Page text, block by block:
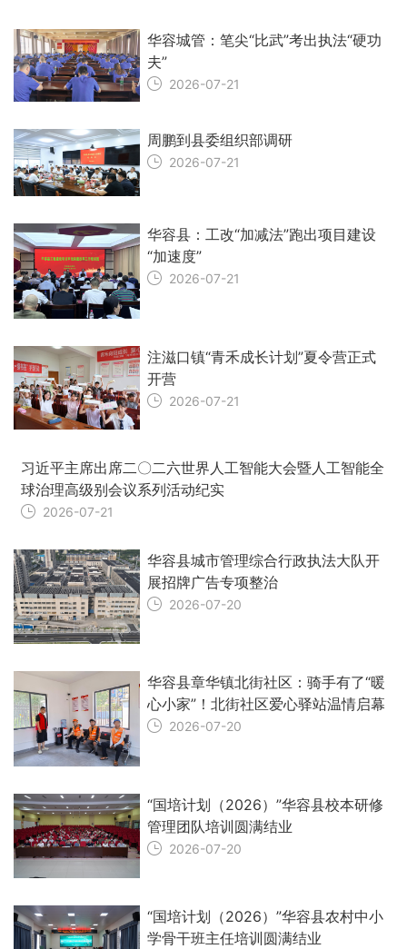
华容城管：笔尖“比武”考出执法“硬功
夫”
2026-07-21
周鹏到县委组织部调研
2026-07-21
华容县：工改“加减法”跑出项目建设
“加速度”
2026-07-21
注滋口镇“青禾成长计划”夏令营正式
开营
2026-07-21
习近平主席出席二〇二六世界人工智能大会暨人工智能全
球治理高级别会议系列活动纪实
2026-07-21
华容县城市管理综合行政执法大队开
展招牌广告专项整治
2026-07-20
华容县章华镇北街社区：骑手有了“暖
心小家”！北街社区爱心驿站温情启幕
2026-07-20
“国培计划（2026）”华容县校本研修
管理团队培训圆满结业
2026-07-20
“国培计划（2026）”华容县农村中小
学骨干班主任培训圆满结业